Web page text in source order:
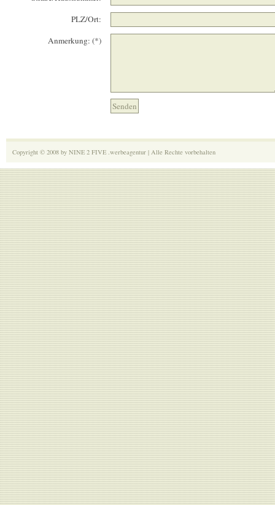
PLZ/Ort:
Anmerkung: (*)
Copyright © 2008 by NINE 2 FIVE .werbeagentur | Alle Rechte vorbehalten